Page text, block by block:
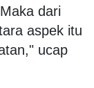
dari
aspek itu
ucap